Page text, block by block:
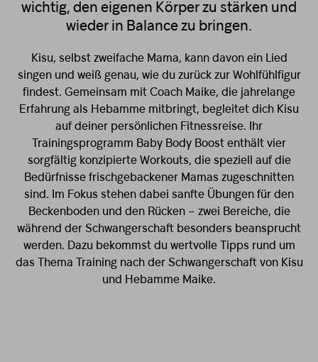
wichtig, den eigenen Körper zu stärken und
wieder in Balance zu bringen.
Kisu, selbst zweifache Mama, kann davon ein Lied
singen und weiß genau, wie du zurück zur Wohlfühlfigur
findest. Gemeinsam mit Coach Maike, die jahrelange
Erfahrung als Hebamme mitbringt, begleitet dich Kisu
auf deiner persönlichen Fitnessreise. Ihr
Trainingsprogramm Baby Body Boost enthält vier
sorgfältig konzipierte Workouts, die speziell auf die
Bedürfnisse frischgebackener Mamas zugeschnitten
sind. Im Fokus stehen dabei sanfte Übungen für den
Beckenboden und den Rücken – zwei Bereiche, die
während der Schwangerschaft besonders beansprucht
werden. Dazu bekommst du wertvolle Tipps rund um
das Thema Training nach der Schwangerschaft von Kisu
und Hebamme Maike.